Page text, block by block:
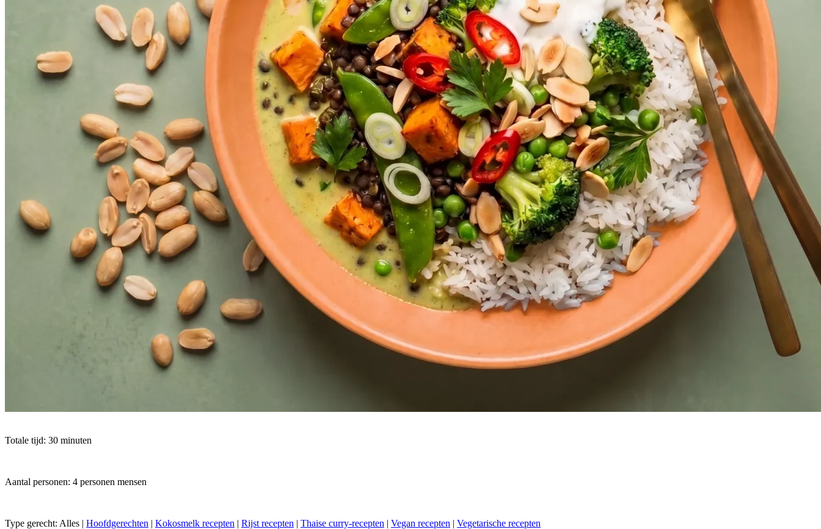
Totale tijd: 30 minuten
Aantal personen: 4 personen mensen
Type gerecht: Alles | Hoofdgerechten | Kokosmelk recepten | Rijst recepten | Thaise curry-recepten | Vegan recepten | Vegetarische recepten